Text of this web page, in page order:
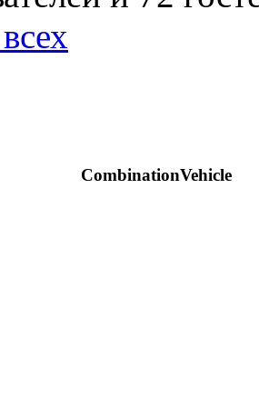
CombinationVehicle